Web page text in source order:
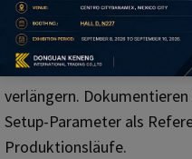
Presseneinstellungen und
Anpassungen vor, um
aufrechtzuerhalten und
verlängern.
Setup-Parameter als
Produktionsläufe.